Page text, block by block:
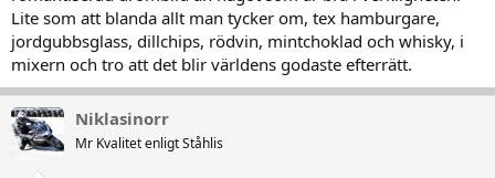
Lite som att blanda allt man tycker om, tex hamburgare,
jordgubbsglass, dillchips, rödvin, mintchoklad och whisky, i
mixern och tro att det blir världens godaste efterrätt.
Niklasinorr
Mr Kvalitet enligt Ståhlis